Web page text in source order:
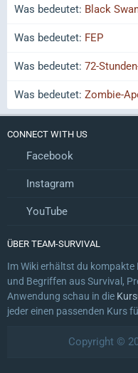
Was bedeutet: Black
Was bedeutet: FEP
Was bedeutet: 72-
Was bedeutet: Zombie-
CONNECT WITH US
Facebook
Instagram
YouTube
ÜBER TEAM-SURVIVAL
Im Wiki erhältst du
und Begriffen aus Survival,
Anwendung schau in die
jeder einen passenden Kurs
Copyright ©